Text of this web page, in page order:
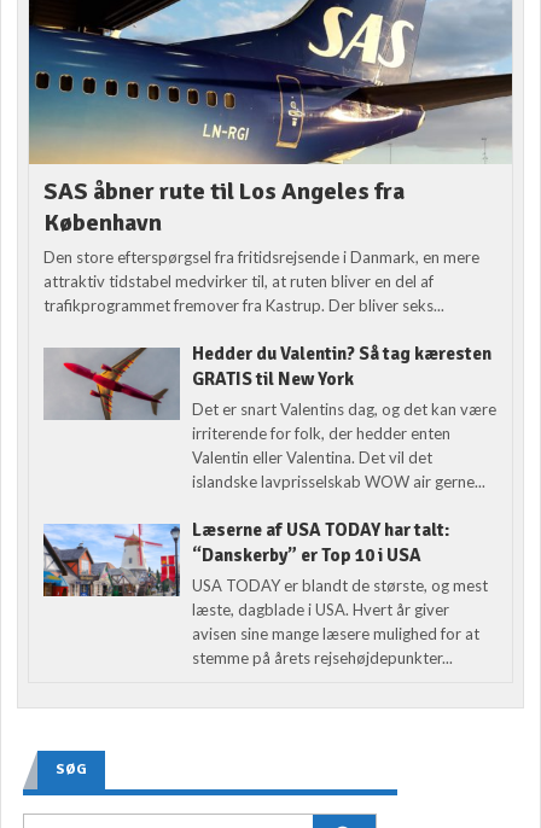
SAS åbner rute til Los Angeles fra
København
Den store efterspørgsel fra fritidsrejsende i Danmark, en mere
attraktiv tidstabel medvirker til, at ruten bliver en del af
trafikprogrammet fremover fra Kastrup. Der bliver seks...
Hedder du Valentin? Så tag kæresten
GRATIS til New York
Det er snart Valentins dag, og det kan være
irriterende for folk, der hedder enten
Valentin eller Valentina. Det vil det
islandske lavprisselskab WOW air gerne...
Læserne af USA TODAY har talt:
“Danskerby” er Top 10 i USA
USA TODAY er blandt de største, og mest
læste, dagblade i USA. Hvert år giver
avisen sine mange læsere mulighed for at
stemme på årets rejsehøjdepunkter...
SØG